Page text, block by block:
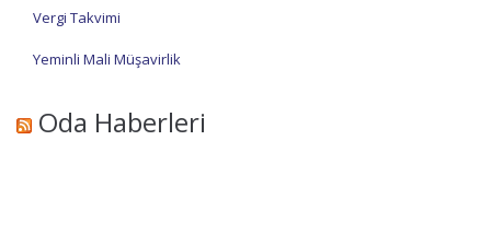
Vergi Takvimi
Yeminli Mali Müşavirlik
Oda Haberleri